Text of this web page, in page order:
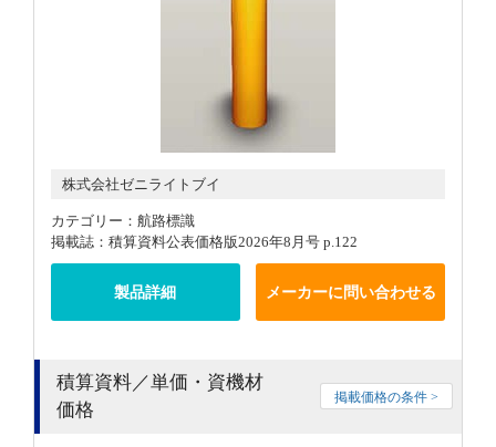
株式会社ゼニライトブイ
カテゴリー：航路標識
掲載誌：積算資料公表価格版2026年8月号 p.122
製品詳細 メーカーに問い合わせる
積算資料／単価・資機材
価格
掲載価格の条件 >